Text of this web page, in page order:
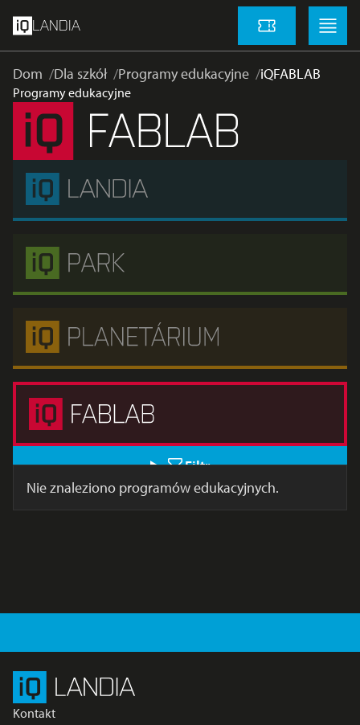
LANDIA Cennik
Menu
Dom Dla szkół Programy edukacyjne iQFABLAB
Programy edukacyjne
Filtr
Nie znaleziono programów edukacyjnych.
Kontakt